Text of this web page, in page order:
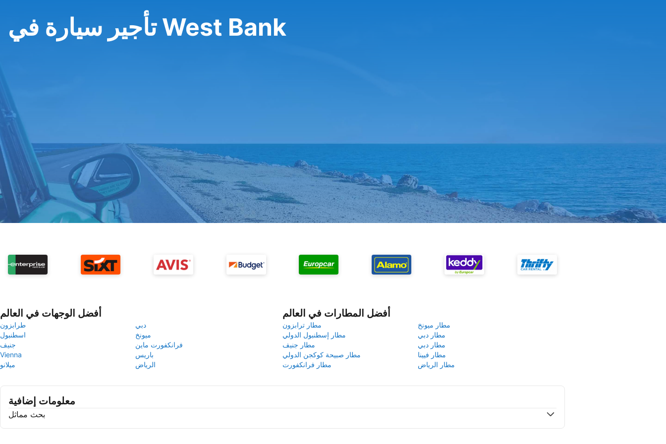
تأجير سيارة في West Bank
أفضل الوجهات في العالم
طرابزون
دبي
اسطنبول
ميونخ
جنيف
فرانكفورت ماين
Vienna
باريس
ميلانو
الرياض
أفضل المطارات في العالم
مطار ترابزون
مطار ميونخ
مطار إسطنبول الدولي
مطار دبي
مطار جنيف
مطار دبي
مطار صبيحة كوكجن الدولي
مطار فيينا
مطار فرانكفورت
مطار الرياض
معلومات إضافية
بحث مماثل